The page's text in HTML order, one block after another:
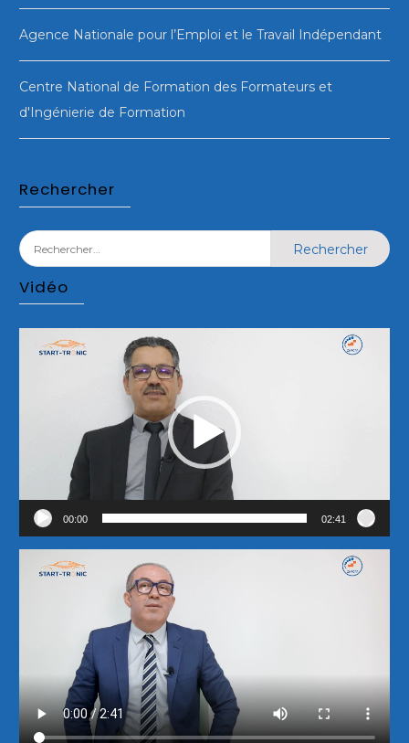
Agence Nationale pour l’Emploi et le Travail Indépendant
Centre National de Formation des Formateurs et
d'Ingénierie de Formation
Rechercher
Rechercher :
Vidéo
Lecteur
00:00 02:41